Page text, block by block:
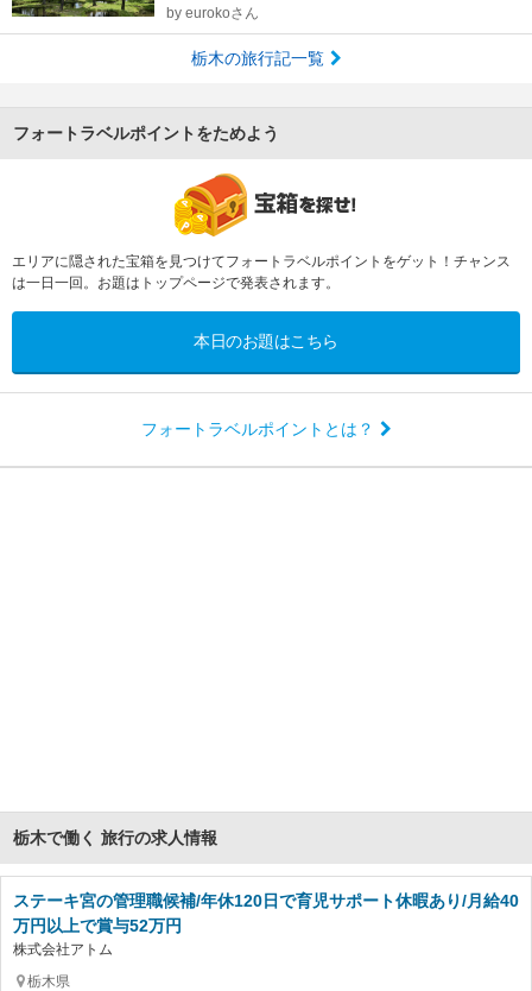
by eurokoさん
栃木の旅行記一覧
フォートラベルポイントをためよう
エリアに隠された宝箱を見つけてフォートラベルポイントをゲット！チャンス
は一日一回。お題はトップページで発表されます。
本日のお題はこちら
フォートラベルポイントとは？
栃木で働く 旅行の求人情報
ステーキ宮の管理職候補/年休120日で育児サポート休暇あり/月給40
万円以上で賞与52万円
株式会社アトム
栃木県